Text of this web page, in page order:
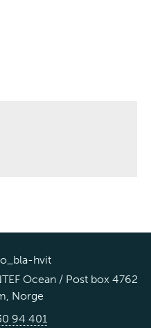
Ocean / Post box 4762
Norge
94 401